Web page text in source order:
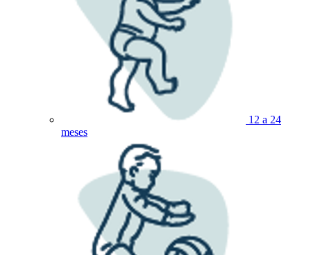
12 a 24
meses